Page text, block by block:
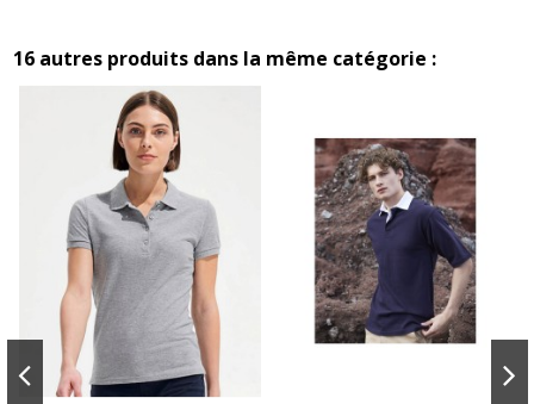
16 autres produits dans la même catégorie :